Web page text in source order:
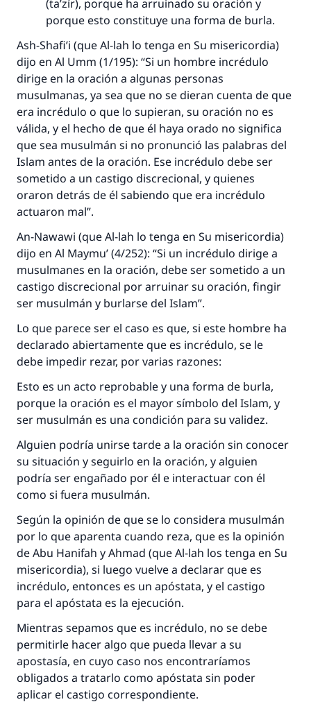
(ta’zír), porque ha arruinado su oración y
porque esto constituye una forma de burla.
Ash-Shafi’i (que Al-lah lo tenga en Su misericordia)
dijo en Al Umm (1/195): “Si un hombre incrédulo
dirige en la oración a algunas personas
musulmanas, ya sea que no se dieran cuenta de que
era incrédulo o que lo supieran, su oración no es
válida, y el hecho de que él haya orado no significa
que sea musulmán si no pronunció las palabras del
Islam antes de la oración. Ese incrédulo debe ser
sometido a un castigo discrecional, y quienes
oraron detrás de él sabiendo que era incrédulo
actuaron mal”.
An-Nawawi (que Al-lah lo tenga en Su misericordia)
dijo en Al Maymu’(4/252): “Si un incrédulo dirige a
musulmanes en la oración, debe ser sometido a un
castigo discrecional por arruinar su oración, fingir
ser musulmán y burlarse del Islam”.
Lo que parece ser el caso es que, si este hombre ha
declarado abiertamente que es incrédulo, se le
debe impedir rezar, por varias razones:
Esto es un acto reprobable y una forma de burla,
porque la oración es el mayor símbolo del Islam, y
ser musulmán es una condición para su validez.
Alguien podría unirse tarde a la oración sin conocer
su situación y seguirlo en la oración, y alguien
podría ser engañado por él e interactuar con él
como si fuera musulmán.
Según la opinión de que se lo considera musulmán
por lo que aparenta cuando reza, que es la opinión
de Abu Hanifah y Ahmad (que Al-lah los tenga en Su
misericordia), si luego vuelve a declarar que es
incrédulo, entonces es un apóstata, y el castigo
para el apóstata es la ejecución.
Mientras sepamos que es incrédulo, no se debe
permitirle hacer algo que pueda llevar a su
apostasía, en cuyo caso nos encontraríamos
obligados a tratarlo como apóstata sin poder
aplicar el castigo correspondiente.
La respuesta no. 110845 salvó un
matrimonio.
Desde la Q hasta la A, su contribución ayuda a
IslamQA.
Profeta ﷺ dijo:
"Una persona que orienta a otros a hacer el
bien obtendrá la misma recompensa que
aquellos que lo realicen."
(MUSLIM, 1893)
Contribuir